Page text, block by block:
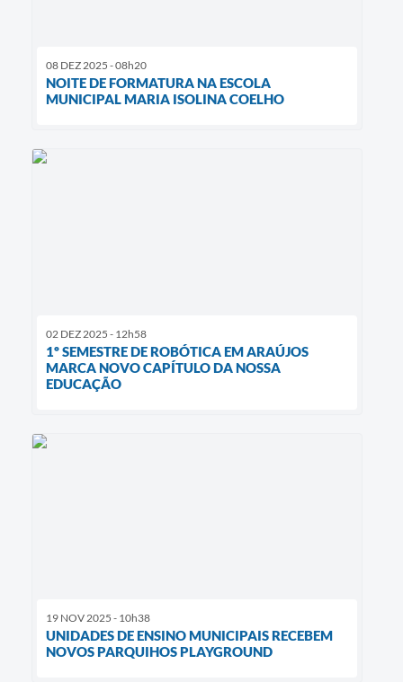
08 DEZ 2025 - 08h20
NOITE DE FORMATURA NA ESCOLA
MUNICIPAL MARIA ISOLINA COELHO
02 DEZ 2025 - 12h58
1º SEMESTRE DE ROBÓTICA EM ARAÚJOS
MARCA NOVO CAPÍTULO DA NOSSA
EDUCAÇÃO
19 NOV 2025 - 10h38
UNIDADES DE ENSINO MUNICIPAIS RECEBEM
NOVOS PARQUIHOS PLAYGROUND